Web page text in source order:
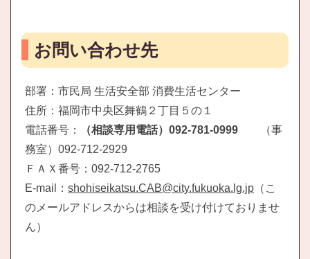
お問い合わせ先
部署：市民局 生活安全部 消費生活センター
住所：福岡市中央区舞鶴２丁目５の１
電話番号：
（相談専用電話）092-781-0999 （事
務室）092-712-2929
ＦＡＸ番号：092-712-2765
E-mail： shohiseikatsu.CAB@city.fukuoka.lg.jp （こ
のメールアドレスからは相談を受け付けておりませ
ん）